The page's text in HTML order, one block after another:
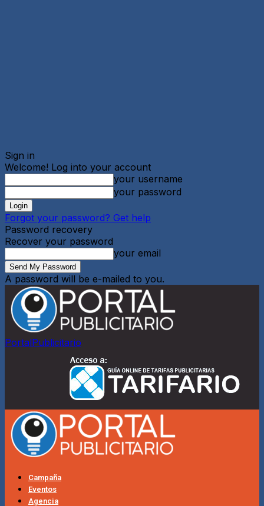
Sign in
Welcome! Log into your account
your username
your password
Forgot your password? Get help
Password recovery
Recover your password
your email
A password will be e-mailed to you.
PortalPublicitario
Campaña
Eventos
Agencia